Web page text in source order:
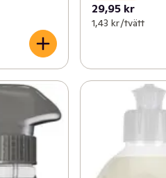
29,95 kr
1,43 kr /tvätt